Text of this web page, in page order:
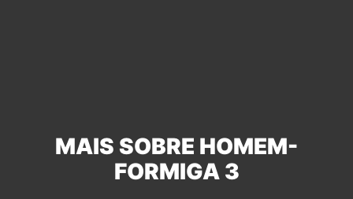
MAIS SOBRE HOMEM-
FORMIGA 3